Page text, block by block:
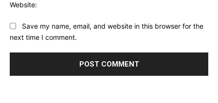
Website:
Save my name, email, and website in this browser for the
next time I comment.